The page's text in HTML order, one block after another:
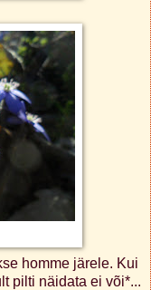
homme järele. Kui
pilti näidata ei või*...